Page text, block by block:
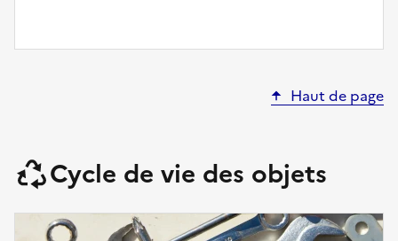
Haut de page
Cycle de vie des objets